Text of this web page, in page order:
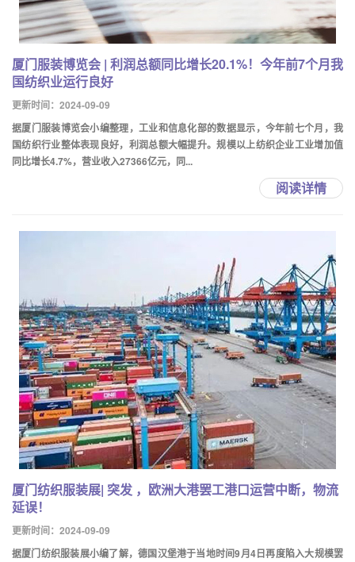
厦门服装博览会 | 利润总额同比增长20.1%！今年前7个月我
国纺织业运行良好
更新时间：2024-09-09
据厦门服装博览会小编整理，工业和信息化部的数据显示，今年前七个月，我
国纺织行业整体表现良好，利润总额大幅提升。规模以上纺织企业工业增加值
同比增长4.7%，营业收入27366亿元，同...
阅读详情
厦门纺织服装展| 突发 ，欧洲大港罢工港口运营中断，物流
延误！
更新时间：2024-09-09
据厦门纺织服装展小编了解，德国汉堡港于当地时间9月4日再度陷入大规模罢